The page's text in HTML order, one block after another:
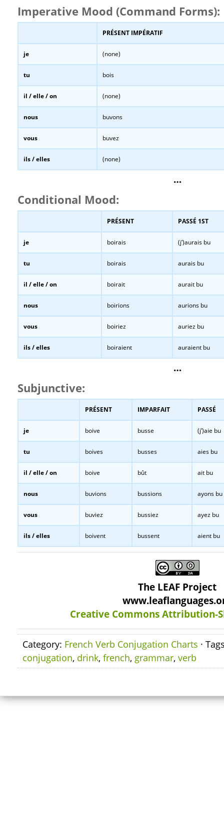
Imperative Mood (Command Forms):
PRÉSENT IMPÉRATIF
je (none)
tu bois
il / elle / on (none)
nous buvons
vous buvez
ils / elles (none)
…
Conditional Mood:
PRÉSENT PASSÉ 1ST
je boirais (j’)aurais bu
tu boirais aurais bu
il / elle / on boirait aurait bu
nous boirions aurions bu
vous boiriez auriez bu
ils / elles boiraient auraient bu
…
Subjunctive:
PRÉSENT IMPARFAIT PASSÉ
je boive busse (j’)aie bu
tu boives busses aies bu
il / elle / on boive bût ait bu
nous buvions bussions ayons bu
vous buviez bussiez ayez bu
ils / elles boivent bussent aient bu
The LEAF Project
Creative Commons Attribution-
Category: French Verb Conjugation Charts ·
conjugation, drink, french, grammar, verb